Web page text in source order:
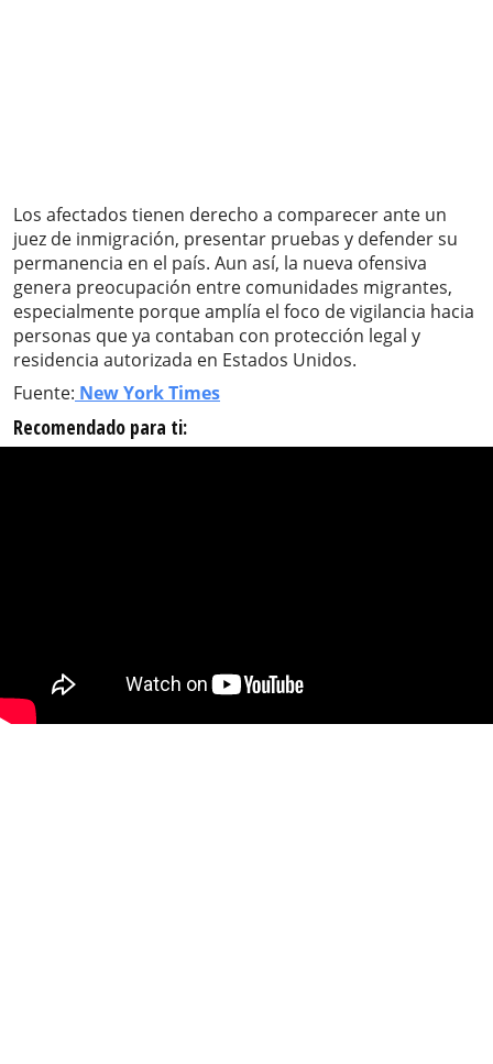
Los afectados tienen derecho a comparecer ante un
juez de inmigración, presentar pruebas y defender su
permanencia en el país. Aun así, la nueva ofensiva
genera preocupación entre comunidades migrantes,
especialmente porque amplía el foco de vigilancia hacia
personas que ya contaban con protección legal y
residencia autorizada en Estados Unidos.
Fuente: New York Times
Recomendado para ti: